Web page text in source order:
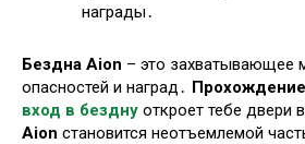
награды․
Бездна Aion – это захватывающее
опасностей и наград․ Прохождение
вход в бездну откроет тебе двери
Aion становится неотъемлемой